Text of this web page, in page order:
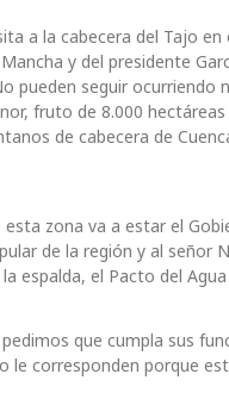
a la cabecera del Tajo
y del presidente
pueden seguir
fruto de 8.000
de cabecera de
zona va a estar el
de la región y al señor
espalda, el Pacto del
que cumpla sus
le corresponden porque